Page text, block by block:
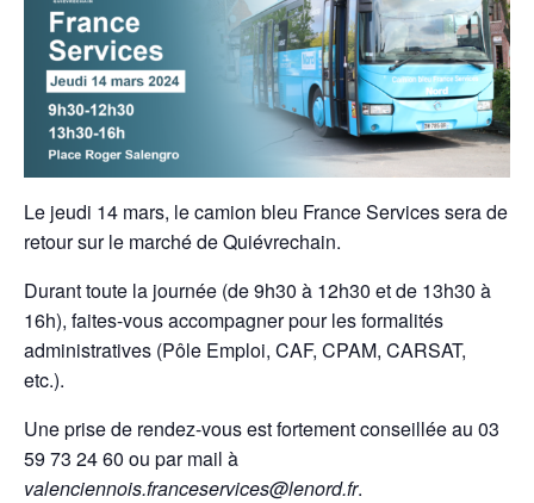
Le jeudi 14 mars, le camion bleu France Services sera de
retour sur le marché de Quiévrechain.
Durant toute la journée (de 9h30 à 12h30 et de 13h30 à
16h), faites-vous accompagner pour les formalités
administratives (Pôle Emploi, CAF, CPAM, CARSAT,
etc.).
Une prise de rendez-vous est fortement conseillée au 03
59 73 24 60 ou par mail à
valenciennois.franceservices@lenord.fr.